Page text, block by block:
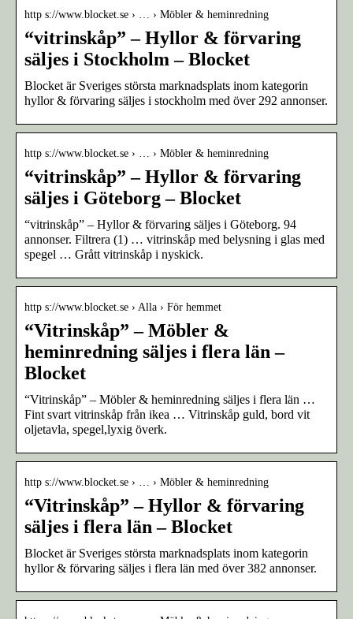
http s://www.blocket.se › … › Möbler & heminredning
“vitrinskåp” – Hyllor & förvaring
säljes i Stockholm – Blocket
Blocket är Sveriges största marknadsplats inom kategorin
hyllor & förvaring säljes i stockholm med över 292 annonser.
http s://www.blocket.se › … › Möbler & heminredning
“vitrinskåp” – Hyllor & förvaring
säljes i Göteborg – Blocket
“vitrinskåp” – Hyllor & förvaring säljes i Göteborg. 94
annonser. Filtrera (1) … vitrinskåp med belysning i glas med
spegel … Grått vitrinskåp i nyskick.
http s://www.blocket.se › Alla › För hemmet
“Vitrinskåp” – Möbler &
heminredning säljes i flera län –
Blocket
“Vitrinskåp” – Möbler & heminredning säljes i flera län …
Fint svart vitrinskåp från ikea … Vitrinskåp guld, bord vit
oljetavla, spegel,lyxig överk.
http s://www.blocket.se › … › Möbler & heminredning
“Vitrinskåp” – Hyllor & förvaring
säljes i flera län – Blocket
Blocket är Sveriges största marknadsplats inom kategorin
hyllor & förvaring säljes i flera län med över 382 annonser.